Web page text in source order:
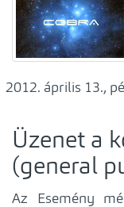
április 13.,
Üzenet a
(general
Az Esemény